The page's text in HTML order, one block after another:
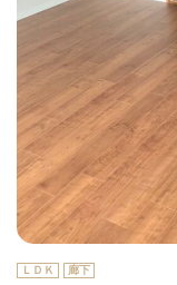
ＬＤＫ 廊下